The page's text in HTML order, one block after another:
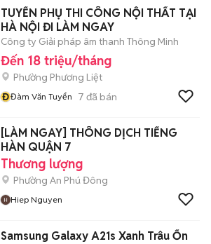
TUYỂN PHỤ THI CÔNG NỘI THẤT TẠI
HÀ NỘI ĐI LÀM NGAY
Công ty Giải pháp âm thanh Thông Minh
Đến 18 triệu/tháng
Phường Phương Liệt
ĐĐàm Văn Tuyển 7 đã bán
[LÀM NGAY] THÔNG DỊCH TIẾNG
HÀN QUẬN 7
Thương lượng
Phường An Phú Đông
Hiep Nguyen
Samsung Galaxy A21s Xanh Trâu Ổn